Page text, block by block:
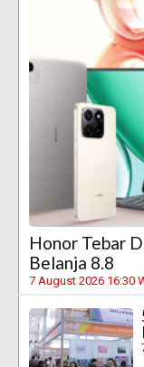
Honor Tebar
Belanja 8.8
7 August 2026 16:30